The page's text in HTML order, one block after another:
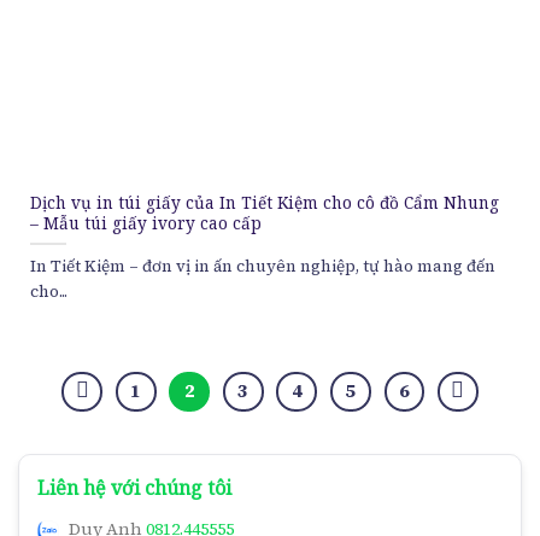
Dịch vụ in túi giấy của In Tiết Kiệm cho cô đồ Cẩm Nhung
– Mẫu túi giấy ivory cao cấp
In Tiết Kiệm – đơn vị in ấn chuyên nghiệp, tự hào mang đến
cho...
1 2 3 4 5 6
Liên hệ với chúng tôi
Duy Anh 0812.445555